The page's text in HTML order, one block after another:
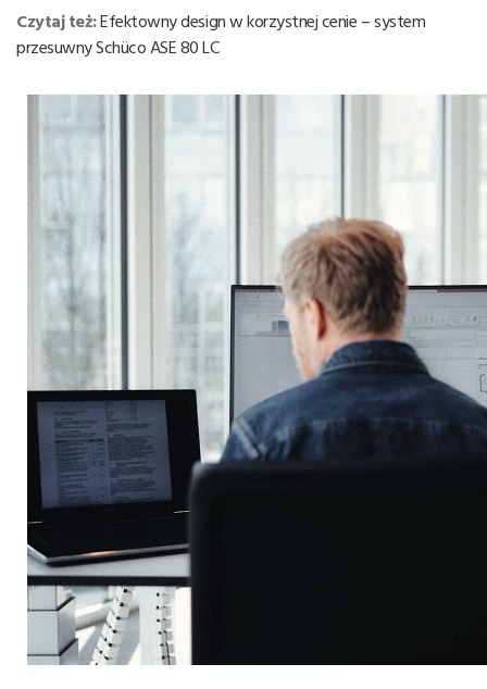
Czytaj też:Efektowny design w korzystnej cenie – system
przesuwny Schüco ASE 80 LC